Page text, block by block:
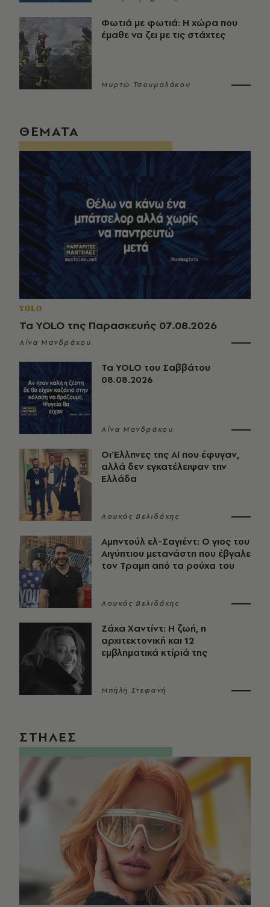
Φωτιά με φωτιά: Η χώρα που
έμαθε να ζει με τις στάχτες
Μυρτώ Τσουμαλάκου
ΘΕΜΑΤΑ
YOLO
Τα YOLO της Παρασκευής 07.08.2026
Λίνα Μανδράκου
Τα YOLO του Σαββάτου
08.08.2026
Λίνα Μανδράκου
Οι Έλληνες της ΑΙ που έφυγαν,
αλλά δεν εγκατέλειψαν την
Ελλάδα
Λουκάς Βελιδάκης
Αμπντούλ ελ-Σαγιέντ: Ο γιος του
Αιγύπτιου μετανάστη που έβγαλε
τον Τραμπ από τα ρούχα του
Λουκάς Βελιδάκης
Ζάχα Χαντίντ: Η ζωή, η
αρχιτεκτονική και 12
εμβληματικά κτίριά της
Μπήλη Στεφανή
ΣΤΗΛΕΣ